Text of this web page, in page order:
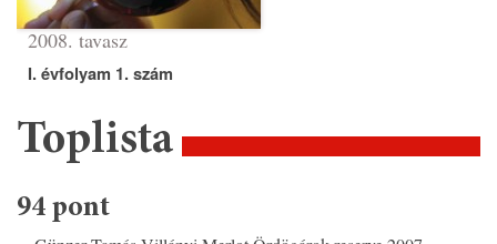
2008. tavasz
I. évfolyam 1. szám
Toplista
94 pont